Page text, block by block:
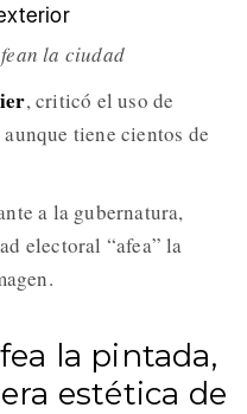
la ciudad
, criticó el uso de
tiene cientos de
a la gubernatura,
electoral “afea” la
la pintada,
estética de